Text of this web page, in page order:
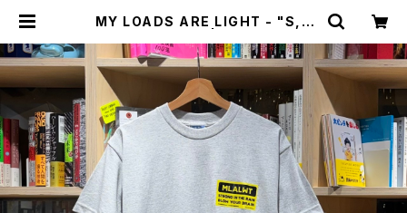
MY LOADS ARE LIGHT - "S,I,
store